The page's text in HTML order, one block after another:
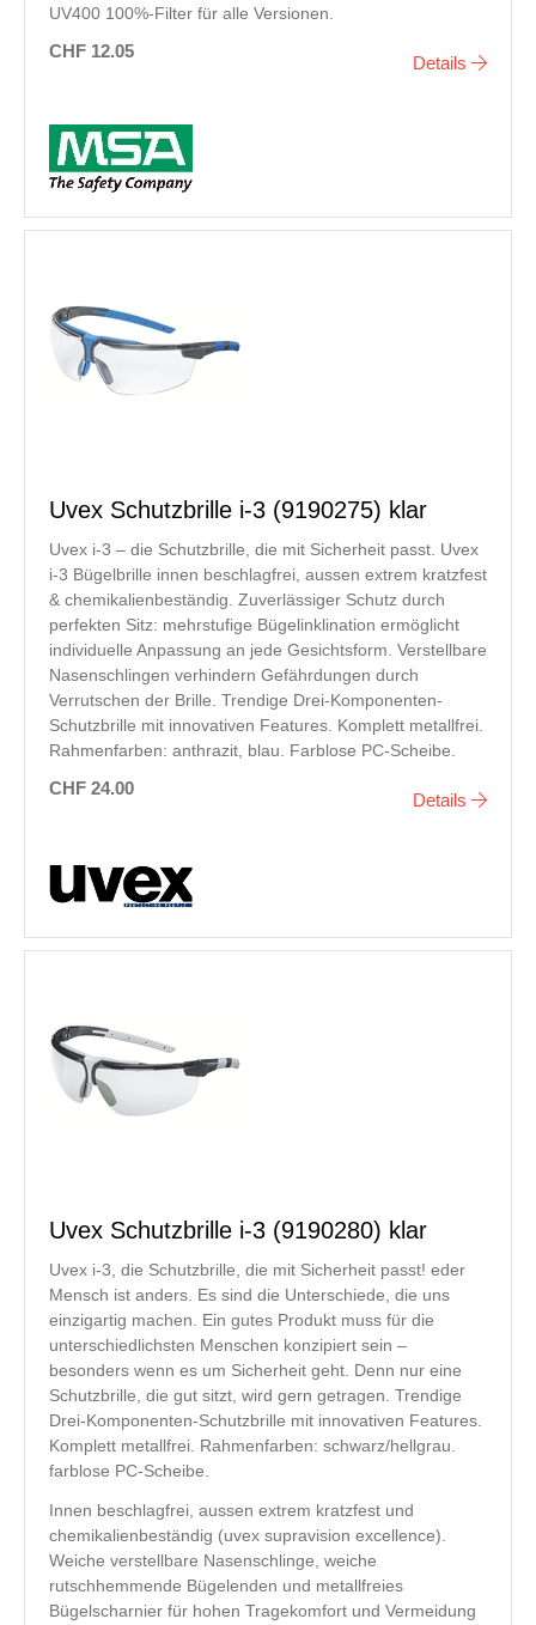
UV400 100%-Filter für alle Versionen.
CHF 12.05
Details
Uvex Schutzbrille i-3 (9190275) klar
Uvex i-3 – die Schutzbrille, die mit Sicherheit passt. Uvex
i-3 Bügelbrille innen beschlagfrei, aussen extrem kratzfest
& chemikalienbeständig. Zuverlässiger Schutz durch
perfekten Sitz: mehrstufige Bügelinklination ermöglicht
individuelle Anpassung an jede Gesichtsform. Verstellbare
Nasenschlingen verhindern Gefährdungen durch
Verrutschen der Brille. Trendige Drei-Komponenten-
Schutzbrille mit innovativen Features. Komplett metallfrei.
Rahmenfarben: anthrazit, blau. Farblose PC-Scheibe.
CHF 24.00
Details
Uvex Schutzbrille i-3 (9190280) klar
Uvex i-3, die Schutzbrille, die mit Sicherheit passt! eder
Mensch ist anders. Es sind die Unterschiede, die uns
einzigartig machen. Ein gutes Produkt muss für die
unterschiedlichsten Menschen konzipiert sein –
besonders wenn es um Sicherheit geht. Denn nur eine
Schutzbrille, die gut sitzt, wird gern getragen. Trendige
Drei-Komponenten-Schutzbrille mit innovativen Features.
Komplett metallfrei. Rahmenfarben: schwarz/hellgrau.
farblose PC-Scheibe.
Innen beschlagfrei, aussen extrem kratzfest und
chemikalienbeständig (uvex supravision excellence).
Weiche verstellbare Nasenschlinge, weiche
rutschhemmende Bügelenden und metallfreies
Bügelscharnier für hohen Tragekomfort und Vermeidung